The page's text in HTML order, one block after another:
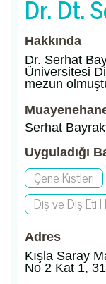
Dr. Dt.
Hakkında
Dr. Serhat
Üniversitesi
mezun
Serhat
Uyguladığı
Çene Kistleri
Diş ve Diş Eti
Adres
Kışla Saray
No 2 Kat 1,